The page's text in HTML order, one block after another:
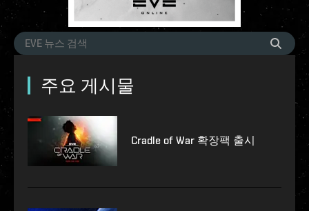
주요 게시물
Cradle of War 확장팩 출시